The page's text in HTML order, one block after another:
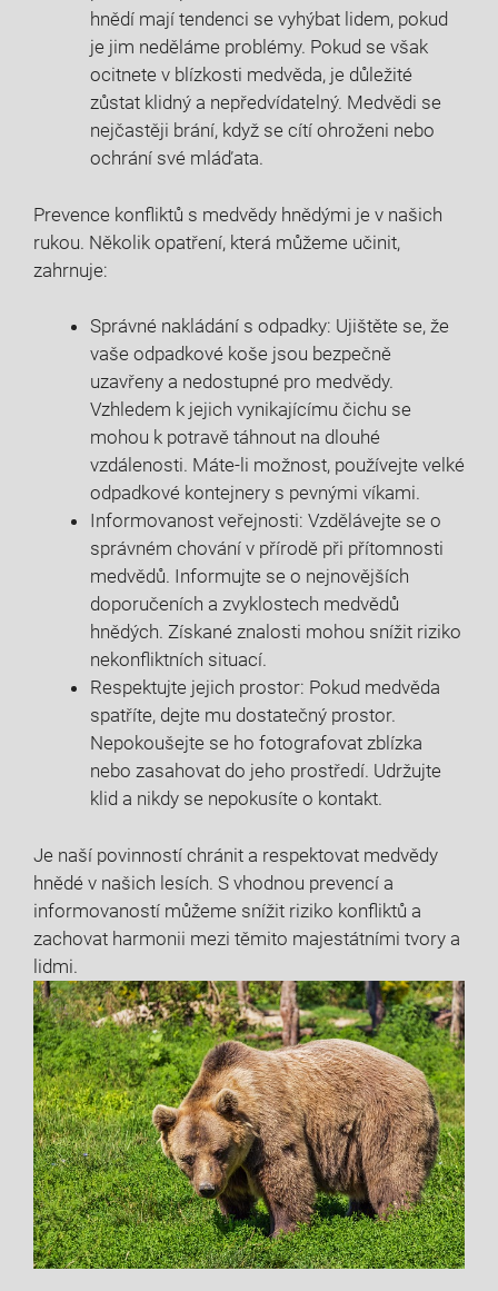
hnědí mají tendenci se vyhýbat lidem, pokud
je jim neděláme problémy. Pokud se však
ocitnete v blízkosti medvěda, je důležité
zůstat klidný a nepředvídatelný. Medvědi se
nejčastěji brání, když se cítí ohroženi nebo
ochrání své mláďata.
Prevence konfliktů s medvědy hnědými je v našich
rukou. Několik opatření, která můžeme učinit,
zahrnuje:
Správné nakládání s odpadky: Ujištěte se, že
vaše odpadkové koše jsou bezpečně
uzavřeny a nedostupné pro medvědy.
Vzhledem k jejich vynikajícímu čichu se
mohou k potravě táhnout na dlouhé
vzdálenosti. Máte-li možnost, používejte velké
odpadkové kontejnery s pevnými víkami.
Informovanost veřejnosti: Vzdělávejte se o
správném chování v přírodě při přítomnosti
medvědů. Informujte se o nejnovějších
doporučeních a zvyklostech medvědů
hnědých. Získané znalosti mohou snížit riziko
nekonfliktních situací.
Respektujte jejich prostor: Pokud medvěda
spatříte, dejte mu dostatečný prostor.
Nepokoušejte se ho fotografovat zblízka
nebo zasahovat do jeho prostředí. Udržujte
klid a nikdy se nepokusíte o kontakt.
Je naší povinností chránit a respektovat medvědy
hnědé v našich lesích. S vhodnou prevencí a
informovaností můžeme snížit riziko konfliktů a
zachovat harmonii mezi těmito majestátními tvory a
lidmi.